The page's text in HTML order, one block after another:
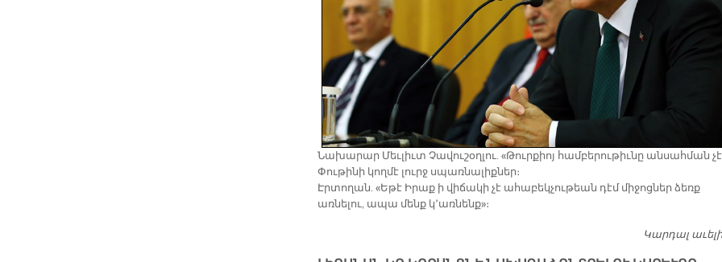
Նախարար Մեւլիւտ Չավուշօղլու. «Թուրքիոյ համբերութիւնը անսահման
Փութինի կողմէ լուրջ սպառնալիքներ։
Էրտողան. «Եթէ Իրաք ի վիճակի չէ ահաբեկչութեան դէմ միջոցներ ձեռք
առնելու, ապա մենք կ՚առնենք»։
Կարդալ